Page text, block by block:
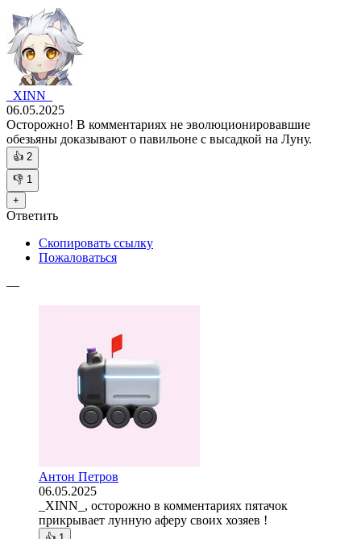
_XINN_
06.05.2025
Осторожно! В комментариях не эволюционировавшие
обезьяны доказывают о павильоне с высадкой на Луну.
👍 2
👎 1
+
Ответить
Скопировать ссылку
Пожаловаться
—
Антон Петров
06.05.2025
_XINN_, осторожно в комментариях пятачок
прикрывает лунную аферу своих хозяев !